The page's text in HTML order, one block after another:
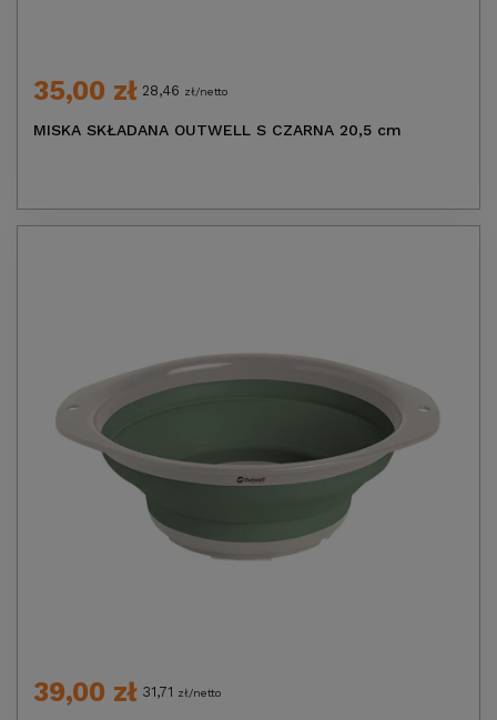
35,00 zł 28,46 zł/netto
MISKA SKŁADANA OUTWELL S CZARNA 20,5 cm
39,00 zł 31,71 zł/netto